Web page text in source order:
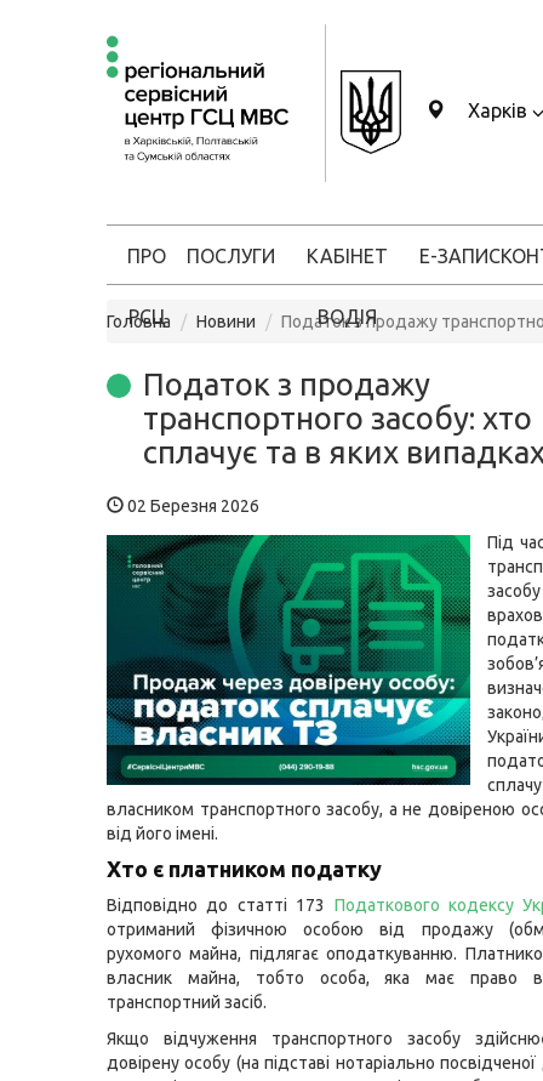
Харків
ПРО
РСЦ
ПОСЛУГИ КАБІНЕТ
ВОДІЯ
Е-ЗАПИС
Головна Новини Податок з продажу
Податок з продажу
транспортного засобу: хто
сплачує та в яких
02 Березня 2026
Під
власником транспортного засобу, а не довіреною
від його імені.
Хто є платником податку
Відповідно до статті 173 Податкового кодексу
отриманий фізичною особою від продажу
рухомого майна, підлягає оподаткуванню.
власник майна, тобто особа, яка має право
транспортний засіб.
Якщо відчуження транспортного засобу
довірену особу (на підставі нотаріально посвідченої